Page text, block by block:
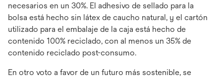
necesarios en un 30%. El adhesivo de sellado para la
bolsa está hecho sin látex de caucho natural, y el cartón
utilizado para el embalaje de la caja está hecho de
contenido 100% reciclado, con al menos un 35% de
contenido reciclado post-consumo.
En otro voto a favor de un futuro más sostenible, se